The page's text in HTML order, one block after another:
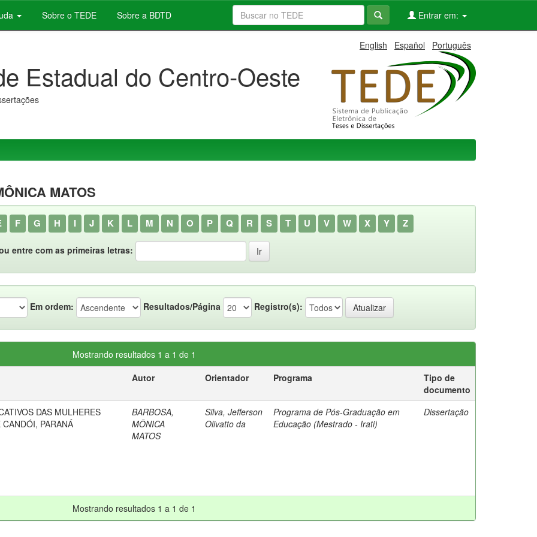
Sobre o TEDE Sobre a BDTD Entrar em:
English Español Português
Estadual do Centro-Oeste
MATOS
F G H I J K L M N O P Q R S T U V W X Y Z
entre com as primeiras letras:
Em ordem: Resultados/Página Registro(s):
Mostrando resultados 1 a 1 de 1
Autor Orientador Programa
Tipo de
documento
DAS MULHERES
PARANÁ
BARBOSA,
MÔNICA
MATOS
Silva, Jefferson
Olivatto da
Programa de Pós-Graduação em
Educação (Mestrado - Irati)
Dissertação
Mostrando resultados 1 a 1 de 1